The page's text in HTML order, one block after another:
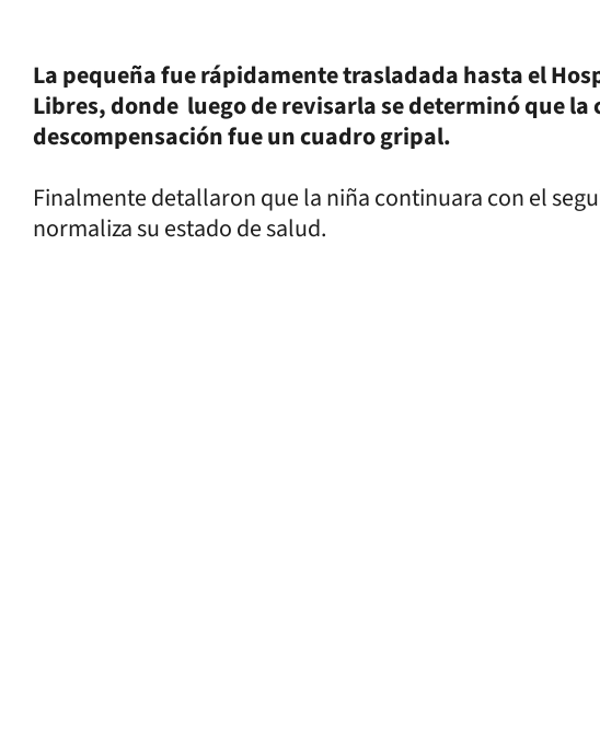
La pequeña fue rápidamente trasladada hasta el
Libres, donde luego de revisarla se determinó que la
descompensación fue un cuadro gripal.
Finalmente detallaron que la niña continuara con el
normaliza su estado de salud.